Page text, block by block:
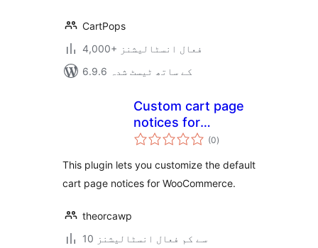
CartPops
4,000+ فعال انسٹالیشنز
6.9.6 کے ساتھ ٹیسٹ شدہ
Custom cart page
notices for
WooCommerce
(0مجموعی
درجہ
)
This plugin lets you customize the default
cart page notices for WooCommerce.
theorcawp
10 سے کم فعال انسٹالیشنز